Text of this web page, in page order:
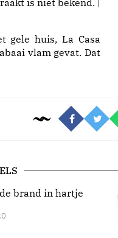
is niet bekend. |
gele huis, La Casa
vlam gevat. Dat
brand in hartje